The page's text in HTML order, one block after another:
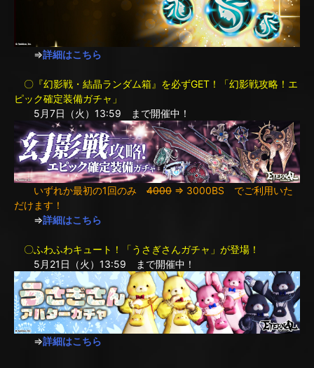
⇒詳細はこちら
〇『幻影戦・結晶ランダム箱』を必ずGET！「幻影戦攻略！エ
ピック確定装備ガチャ」
5月7日（火）13:59 まで開催中！
いずれか最初の1回のみ 4000 ⇒ 3000BS でご利用いた
だけます！
⇒詳細はこちら
〇ふわふわキュート！「うさぎさんガチャ」が登場！
5月21日（火）13:59 まで開催中！
⇒詳細はこちら